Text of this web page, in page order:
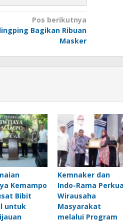
Pos berikutnya
Bagikan Ribuan
Masker
Kemampo
Bibit
untuk
Kemnaker dan
Indo-Rama
Wirausaha
Masyarakat
melalui Program